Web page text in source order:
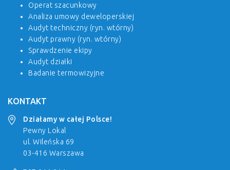
Operat szacunkowy
Analiza umowy deweloperskiej
Audyt techniczny (ryn. wtórny)
Audyt prawny (ryn. wtórny)
Sprawdzenie ekipy
Audyt działki
Badanie termowizyjne
KONTAKT
Działamy w całej Polsce!
Pewny Lokal
ul. Wileńska 69
03-416 Warszawa